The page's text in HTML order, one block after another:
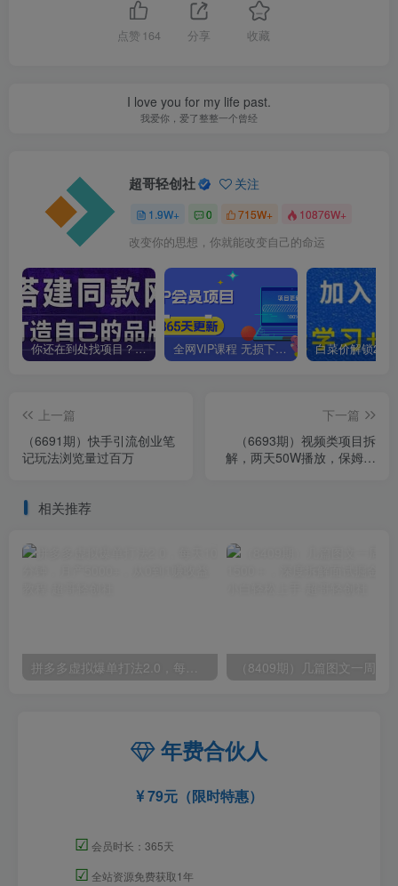
点赞 164 分享 收藏
I love you for my life past.
我爱你，爱了整整一个曾经
超哥轻创社 关注
1.9W+ 0 715W+ 10876W+
改变你的思想，你就能改变自己的命运
你还在到处找项目？还在当韭菜？我靠卖项目一个月收入5万+，曾经我也是个失败者。 全网VIP课程 无损下载~
上一篇
（6691期）快手引流创业笔
记玩法浏览量过百万
下一篇
（6693期）视频类项目拆
解，两天50W播放，保姆级
相关推荐
年费合伙人
79元（限时特惠）
☑ 会员时长：365天
☑ 全站资源免费获取1年